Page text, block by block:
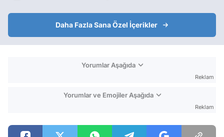
Daha Fazla Sana Özel İçerikler
Yorumlar Aşağıda
Reklam
Yorumlar ve Emojiler Aşağıda
Reklam